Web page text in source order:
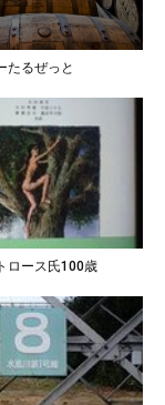
たるぜっと
ロース氏100歳